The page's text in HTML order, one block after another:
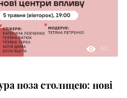
60
поза столицею: нові